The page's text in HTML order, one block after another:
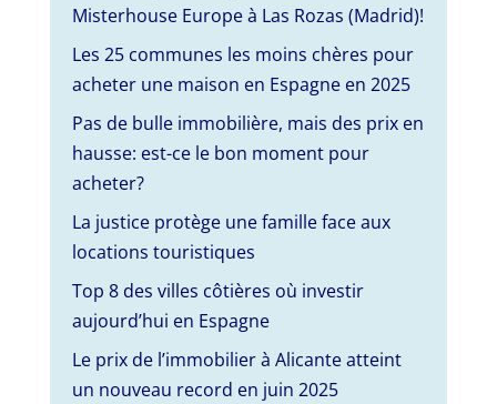
Misterhouse Europe à Las Rozas (Madrid)!
Les 25 communes les moins chères pour
acheter une maison en Espagne en 2025
Pas de bulle immobilière, mais des prix en
hausse: est-ce le bon moment pour
acheter?
La justice protège une famille face aux
locations touristiques
Top 8 des villes côtières où investir
aujourd’hui en Espagne
Le prix de l’immobilier à Alicante atteint
un nouveau record en juin 2025